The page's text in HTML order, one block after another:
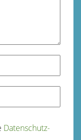
Datenschutz­